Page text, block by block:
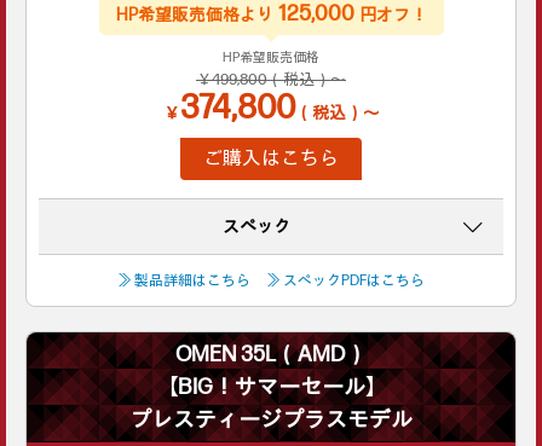
HP希望販売価格より 125,000 円オフ！
HP希望販売価格
￥499,800（税込）～
￥374,800（税込）～
ご購入はこちら
スペック
≫ 製品詳細はこちら ≫ スペックPDFはこちら
OMEN 35L（AMD）
【BIG！サマーセール】
プレスティージプラスモデル